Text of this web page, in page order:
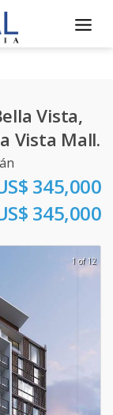
Vista,
Vista Mall.
345,000
345,000
1 of 12